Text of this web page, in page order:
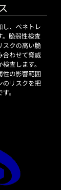
し、ペネトレ
。脆弱性検査
スクの高い脆
合わせて脅威
査します。
性の影響範囲
のリスクを把
。